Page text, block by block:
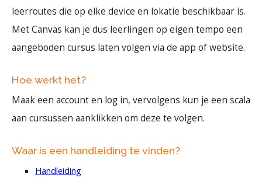
leerroutes die op elke device en lokatie beschikbaar is.
Met Canvas kan je dus leerlingen op eigen tempo een
aangeboden cursus laten volgen via de app of website.
Hoe werkt het?
Maak een account en log in, vervolgens kun je een scala
aan cursussen aanklikken om deze te volgen.
Waar is een handleiding te vinden?
Handleiding